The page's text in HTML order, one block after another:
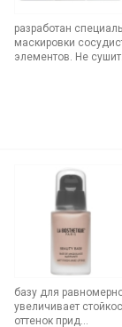
разработан
маскировки
элементов. Не
базу для
увеличивает
оттенок прид...